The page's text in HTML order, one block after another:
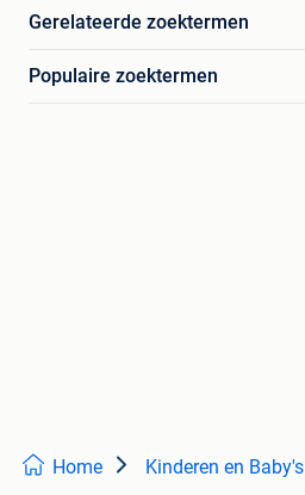
Gerelateerde zoektermen
Populaire zoektermen
Home Kinderen en Baby's